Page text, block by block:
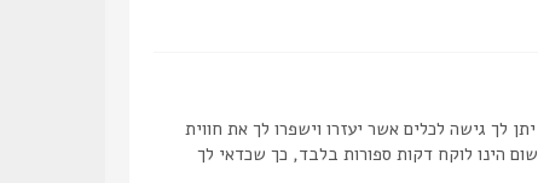
לך גישה לכלים אשר יעזרו וישפרו לך את חווית
הינו לוקח דקות ספורות בלבד, כך שכדאי לך